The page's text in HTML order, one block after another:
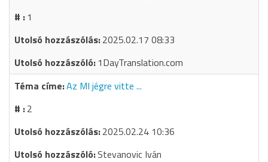
1
2025.02.17 08:33
1DayTranslation.com
Az MI jégre vitte ...
2
2025.02.24 10:36
Stevanovic Iván